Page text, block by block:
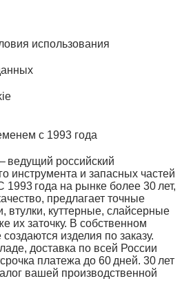
использования
с 1993 года
ведущий российский
инструмента и запасных частей
1993 года на рынке более 30 лет,
предлагает точные
втулки, куттерные, слайсерные
их заточку. В собственном
создаются изделия по заказу.
доставка по всей России
платежа до 60 дней. 30 лет
вашей производственной